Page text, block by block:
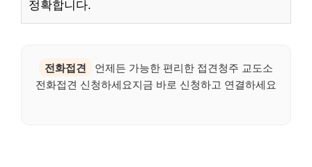
정확합니다.
전화접견
언제든 가능한 편리한 접견청주 교도소
전화접견 신청하세요지금 바로 신청하고 연결하세요